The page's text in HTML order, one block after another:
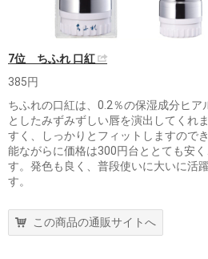
7位 ちふれ 口紅
385円
ちふれの口紅は、0.2％の保湿成分ヒア
としたみずみずしい唇を演出してくれ
すく、しっかりとフィットしますので
能ながらに価格は300円台ととても安
す。発色も良く、普段使いに大いに活
す。
この商品の通販サイトへ